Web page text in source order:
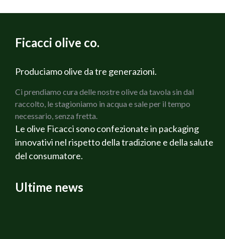
o una siringa per dolci e formiamo dei bei riccioli
grattiamo con la punta di un coltello in modo da
formare dei ricciolini.
decoriamo il piatto facendo attenzione a inserire
anche i chicchi di pepe rosa e le scaglie di lime.
Ficacci olive co.
Produciamo olive da tre generazioni.
Ci prendiamo cura delle nostre olive da tavola sin dal
raccolto, le stagioniamo in acqua e sale per il tempo
necessario, senza fretta.
Le olive Ficacci sono confezionate in packaging
innovativi nel rispetto della tradizione e della salute
del consumatore.
Ultime news